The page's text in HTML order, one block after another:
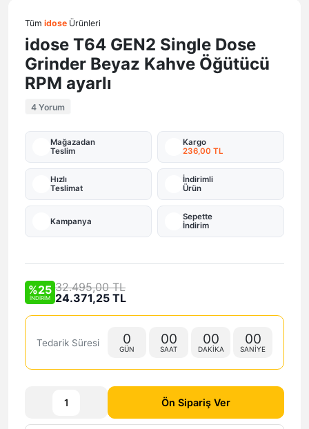
Tüm idose Ürünleri
idose T64 GEN2 Single Dose
Grinder Beyaz Kahve Öğütücü
RPM ayarlı
4 Yorum
Mağazadan
Teslim
Kargo
236,00 TL
Hızlı
Teslimat
İndirimli
Ürün
Kampanya
Sepette
İndirim
%25
İNDİRİM
32.495,00 TL
24.371,25 TL
Tedarik Süresi 0
GÜN
00
SAAT
00
DAKIKA
00
SANIYE
Ön Sipariş Ver